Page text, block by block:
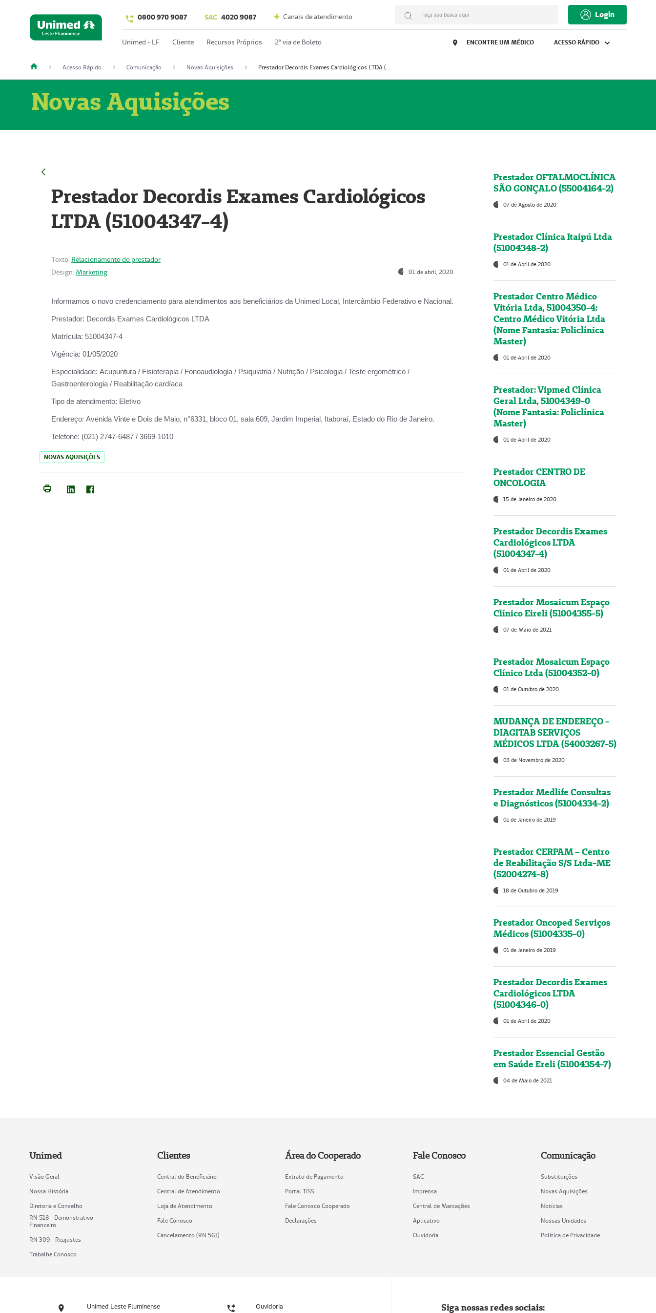
0800 970 9087 SAC 4020 9087 Canais de atendimento Faça sua busca aqui Login
Unimed - LF Cliente Recursos Próprios 2º via de Boleto ENCONTRE UM MÉDICO ACESSO RÁPIDO
Acesso Rápido Comunicação Novas Aquisições Prestador Decordis Exames Cardiológicos LTDA (51004347-4)
Novas Aquisições
Prestador Decordis Exames Cardiológicos
LTDA (51004347-4)
Texto: Relacionamento do prestador
Design: Marketing 01 de abril, 2020
Informamos o novo credenciamento para atendimentos aos beneficiários da Unimed Local, Intercâmbio Federativo e Nacional.
Prestador: Decordis Exames Cardiológicos LTDA
Matrícula: 51004347-4
Vigência: 01/05/2020
Especialidade: Acupuntura / Fisioterapia / Fonoaudiologia / Psiquiatria / Nutrição / Psicologia / Teste ergométrico /
Gastroenterologia / Reabilitação cardíaca
Tipo de atendimento: Eletivo
Endereço: Avenida Vinte e Dois de Maio, n°6331, bloco 01, sala 609, Jardim Imperial, Itaboraí, Estado do Rio de Janeiro.
Telefone: (021) 2747-6487 / 3669-1010
NOVAS AQUISIÇÕES
Prestador OFTALMOCLÍNICA
SÃO GONÇALO (55004164-2)
07 de Agosto de 2020
Prestador Clínica Itaipú Ltda
(51004348-2)
01 de Abril de 2020
Prestador Centro Médico
Vitória Ltda, 51004350-4:
Centro Médico Vitória Ltda
(Nome Fantasia: Policlínica
Master)
01 de Abril de 2020
Prestador: Vipmed Clínica
Geral Ltda, 51004349-0
(Nome Fantasia: Policlínica
Master)
01 de Abril de 2020
Prestador CENTRO DE
ONCOLOGIA
15 de Janeiro de 2020
Prestador Decordis Exames
Cardiológicos LTDA
(51004347-4)
01 de Abril de 2020
Prestador Mosaicum Espaço
Clínico Eireli (51004355-5)
07 de Maio de 2021
Prestador Mosaicum Espaço
Clínico Ltda (51004352-0)
01 de Outubro de 2020
MUDANÇA DE ENDEREÇO -
DIAGITAB SERVIÇOS
MÉDICOS LTDA (54003267-5)
03 de Novembro de 2020
Prestador Medlife Consultas
e Diagnósticos (51004334-2)
01 de Janeiro de 2019
Prestador CERPAM – Centro
de Reabilitação S/S Ltda-ME
(52004274-8)
18 de Outubro de 2019
Prestador Oncoped Serviços
Médicos (51004335-0)
01 de Janeiro de 2019
Prestador Decordis Exames
Cardiológicos LTDA
(51004346-0)
01 de Abril de 2020
Prestador Essencial Gestão
em Saúde Ereli (51004354-7)
04 de Maio de 2021
Unimed
Visão Geral
Nossa História
Diretoria e Conselho
RN 518 - Demonstrativo
Financeiro
RN 309 - Reajustes
Trabalhe Conosco
Clientes
Central do Beneficiário
Central de Atendimento
Loja de Atendimento
Fale Conosco
Cancelamento (RN 561)
Área do Cooperado
Extrato de Pagamento
Portal TISS
Fale Conosco Cooperado
Declarações
Fale Conosco
SAC
Imprensa
Central de Marcações
Aplicativo
Ouvidoria
Comunicação
Substituições
Novas Aquisições
Notícias
Nossas Unidades
Política de Privacidade
Unimed Leste Fluminense Ouvidoria Siga nossas redes sociais: